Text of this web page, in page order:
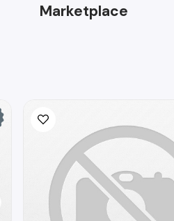
Marketplace